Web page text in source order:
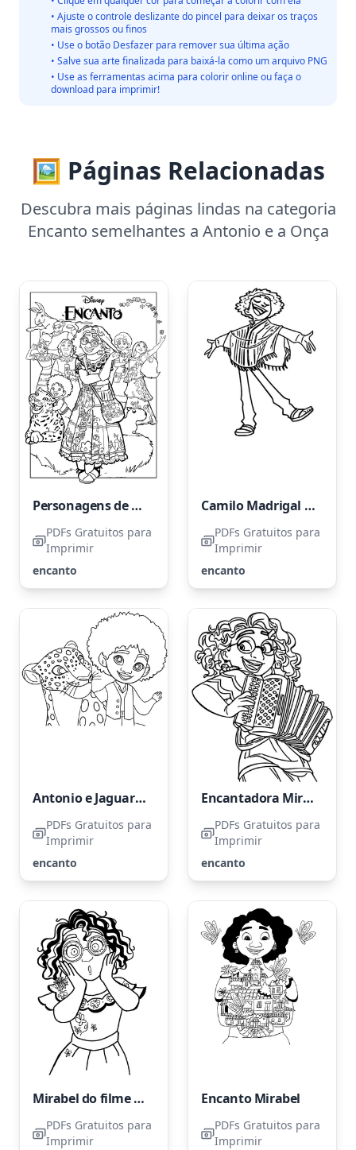
• Ajuste o controle deslizante do pincel para deixar os traços
mais grossos ou finos
• Use o botão Desfazer para remover sua última ação
• Salve sua arte finalizada para baixá-la como um arquivo PNG
• Use as ferramentas acima para colorir online ou faça o
download para imprimir!
🖼️ Páginas Relacionadas
Descubra mais páginas lindas na categoria
Encanto semelhantes a Antonio e a Onça
Personagens de Encanto
PDFs Gratuitos para
Imprimir
encanto
Camilo Madrigal Alegre
PDFs Gratuitos para
Imprimir
encanto
Antonio e Jaguar do filme Encanto
PDFs Gratuitos para
Imprimir
encanto
Encantadora Mirabel Madrigal
PDFs Gratuitos para
Imprimir
encanto
Mirabel do filme Encanto
PDFs Gratuitos para
Imprimir
Encanto Mirabel
PDFs Gratuitos para
Imprimir